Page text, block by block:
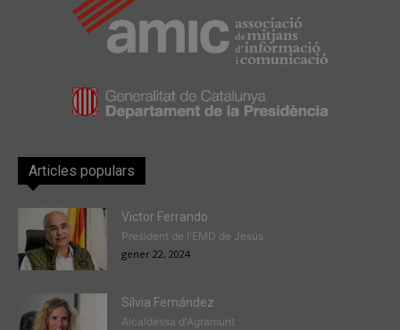
Articles populars
Victor Ferrando
President de l'EMD de Jesús
gener 22, 2024
Sílvia Fernández
Alcaldessa d'Agramunt